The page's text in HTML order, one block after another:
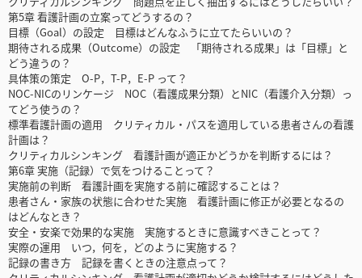
第5章 看護計画の立案ってどうするの？
目標（Goal）の設定 目標はどんなふうに立てたらいいの？
期待される成果（Outcome）の設定 「期待される成果」は「目標」と
どう違うの？
具体策の策定 O-P，T-P，E-P って？
NOC-NICのリンケージ NOC（看護成果分類）とNIC（看護介入分類）っ
てどう使うの？
標準看護計画の適用 クリティカル・パスを適用している患者さんの看護
計画は？
クリティカルシンキング 看護計画が適正かどうかを判断するには？
第6章 実施（記録）で気をつけることって？
実施前の判断 看護計画を実施する前に確認することは？
患者さん・家族の状態に合わせた実施 看護計画に修正が必要となるの
はどんなとき？
安全・安楽で効果的な実施 実施するときに意識すべきことって？
実際の運用 いつ，何を，どのように実施する？
記録の書き方 記録を書くときの注意点って？